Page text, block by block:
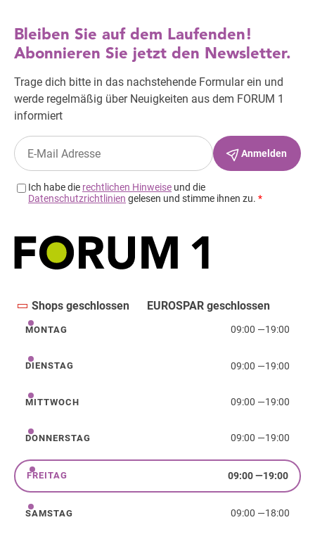
Shops geschlossen EUROSPAR geschlossen
Montag
MONTAG 09:00 —19:00
Dienstag
DIENSTAG 09:00 —19:00
Mittwoch
MITTWOCH 09:00 —19:00
Donnerstag
DONNERSTAG 09:00 —19:00
Freitag
FREITAG 09:00—19:00
Samstag
SAMSTAG 09:00 —18:00